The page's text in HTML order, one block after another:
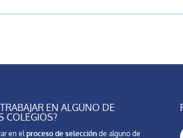
EN ALGUNO DE
COLEGIOS?
en elproceso de selecciónde alguno de